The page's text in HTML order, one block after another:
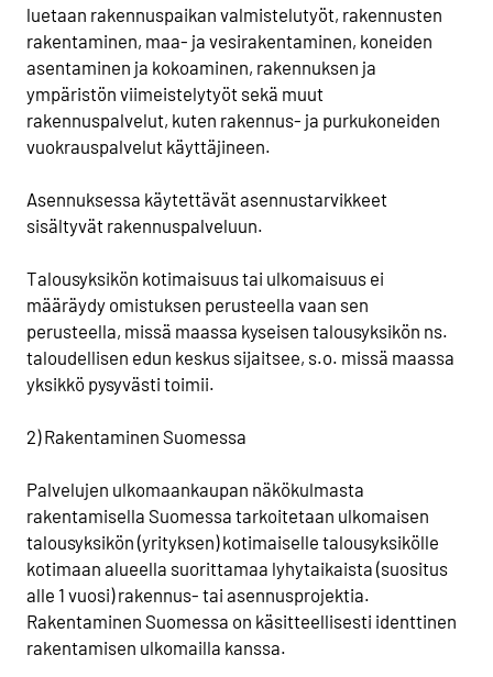
luetaan rakennuspaikan valmistelutyöt, rakennusten
rakentaminen, maa- ja vesirakentaminen, koneiden
asentaminen ja kokoaminen, rakennuksen ja
ympäristön viimeistelytyöt sekä muut
rakennuspalvelut, kuten rakennus- ja purkukoneiden
vuokrauspalvelut käyttäjineen.
Asennuksessa käytettävät asennustarvikkeet
sisältyvät rakennuspalveluun.
Talousyksikön kotimaisuus tai ulkomaisuus ei
määräydy omistuksen perusteella vaan sen
perusteella, missä maassa kyseisen talousyksikön ns.
taloudellisen edun keskus sijaitsee, s.o. missä maassa
yksikkö pysyvästi toimii.
2) Rakentaminen Suomessa
Palvelujen ulkomaankaupan näkökulmasta
rakentamisella Suomessa tarkoitetaan ulkomaisen
talousyksikön (yrityksen) kotimaiselle talousyksikölle
kotimaan alueella suorittamaa lyhytaikaista (suositus
alle 1 vuosi) rakennus- tai asennusprojektia.
Rakentaminen Suomessa on käsitteellisesti identtinen
rakentamisen ulkomailla kanssa.